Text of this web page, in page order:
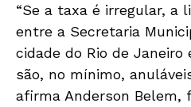
“Se a taxa é irregular, a
entre a Secretaria
cidade do Rio de Janeiro
são, no mínimo,
afirma Anderson Belem,